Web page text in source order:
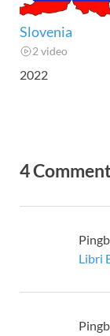
Slovenia
2 video
2022
4
Libri